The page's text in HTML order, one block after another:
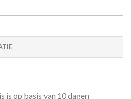
is op basis van 10 dagen